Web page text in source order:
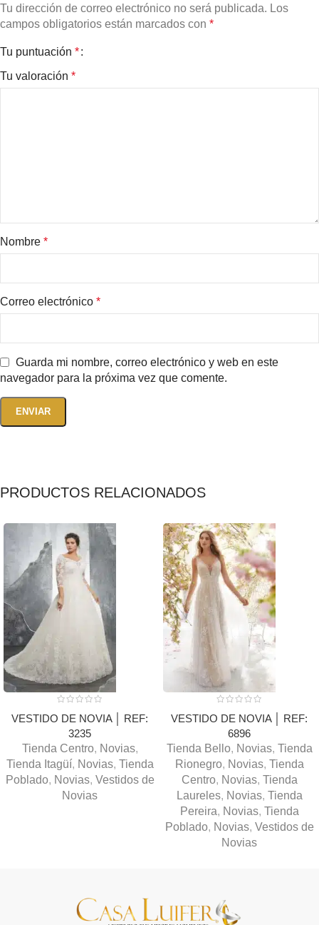
Tu dirección de correo electrónico no será publicada. Los
campos obligatorios están marcados con *
Tu puntuación *
Tu valoración *
Nombre *
Correo electrónico *
Guarda mi nombre, correo electrónico y web en este
navegador para la próxima vez que comente.
PRODUCTOS RELACIONADOS
VESTIDO DE NOVIA │ REF:
3235
Tienda Centro, Novias,
Tienda Itagüí, Novias, Tienda
Poblado, Novias, Vestidos de
Novias
VESTIDO DE NOVIA │ REF:
6896
Tienda Bello, Novias, Tienda
Rionegro, Novias, Tienda
Centro, Novias, Tienda
Laureles, Novias, Tienda
Pereira, Novias, Tienda
Poblado, Novias, Vestidos de
Novias